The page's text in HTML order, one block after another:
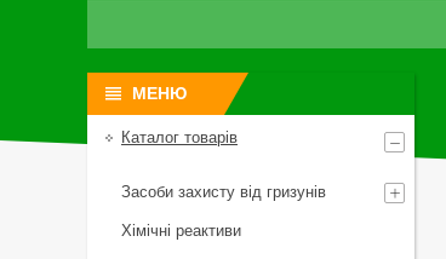
Каталог товарів
Засоби захисту від гризунів
Хімічні реактиви